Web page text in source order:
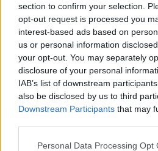
section to confirm your selection.
opt-out request is processed you
interest-based ads based on
us or personal information
your opt-out. You may separately
disclosure of your personal
IAB’s list of downstream
also be disclosed by us to third
Downstream Participants that may
Please note that this website/app
Personal Data Processing Opt
Kövess minket, és értesülj
Facebookon is!